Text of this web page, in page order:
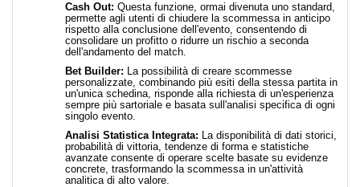
Cash Out: Questa funzione, ormai divenuta uno standard,
permette agli utenti di chiudere la scommessa in anticipo
rispetto alla conclusione dell'evento, consentendo di
consolidare un profitto o ridurre un rischio a seconda
dell'andamento del match.
Bet Builder: La possibilità di creare scommesse
personalizzate, combinando più esiti della stessa partita in
un'unica schedina, risponde alla richiesta di un'esperienza
sempre più sartoriale e basata sull'analisi specifica di ogni
singolo evento.
Analisi Statistica Integrata: La disponibilità di dati storici,
probabilità di vittoria, tendenze di forma e statistiche
avanzate consente di operare scelte basate su evidenze
concrete, trasformando la scommessa in un'attività
analitica di alto valore.